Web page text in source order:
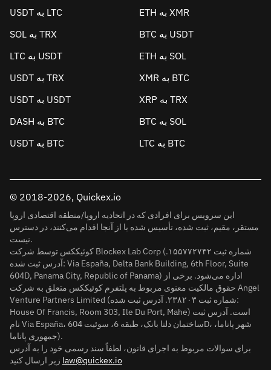
USDT به LTC
ETH به XMR
SOL به TRX
BTC به USDT
LTC به USDT
ETH به SOL
USDT به TRX
XMR به BTC
USDT به USDT
XRP به TRX
DASH به BTC
BTC به SOL
USDT به BTC
LTC به BTC
© 2018-2026, Quickex.io
این سرویس برای افرادی که در اتحادیه اروپا/منطقه اقتصادی اروپا
مستقر، مقیم، ثبت شده، تأسیس شده یا از آنجا اقدام می‌کنند، در دسترس
نیست.
کوئیککس توسط شرکت Blockex Lab Corp (شماره ثبت ۱۵۵۷۷۲۷۴۲.
آدرس ثبت شده: Via España, Delta Bank Building, 6th Floor, Suite
604D, Panama City, Republic of Panama) اداره می‌شود. برخی از
حقوق مالکیت معنوی مربوط به پلتفرم کوئیککس متعلق به شرکت Angel
Venture Partners Limited (شماره ثبت ۲۳۸۲۰۳. آدرس ثبت شده:
House Of Francis, Room 303, Ile Du Port, Mahe) است. آدرس ثبت
نام Via España، ساختمان دلتا بانک، طبقه 6، سوئیت 604D، شهر پاناما،
جمهوری پاناما).
برای سوالات مربوط به اجرای قانون، لطفاً سند رسمی خود را به آدرس
law@quickex.io